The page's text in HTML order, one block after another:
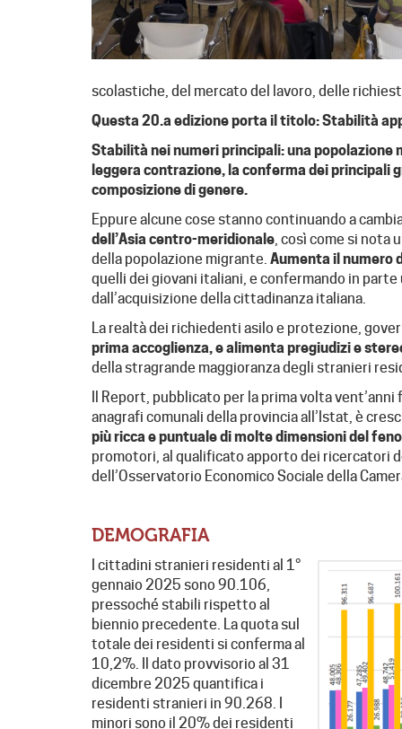
scolastiche, del mercato del lavoro, delle
Questa 20.a edizione porta il titolo: Stabilità
Stabilità nei numeri principali: una
leggera contrazione, la conferma dei principali
composizione di genere.
Eppure alcune cose stanno continuando a
dell’Asia centro-meridionale, così come si nota
della popolazione migrante. Aumenta il numero
quelli dei giovani italiani, e confermando in
dall’acquisizione della cittadinanza italiana.
La realtà dei richiedenti asilo e protezione,
prima accoglienza, e alimenta pregiudizi e
della stragrande maggioranza degli stranieri
Il Report, pubblicato per la prima volta
anagrafi comunali della provincia all’Istat, è
più ricca e puntuale di molte dimensioni del
promotori, al qualificato apporto dei ricercatori
dell’Osservatorio Economico Sociale della
DEMOGRAFIA
I cittadini stranieri residenti al 1°
gennaio 2025 sono 90.106,
pressoché stabili rispetto al
biennio precedente. La quota sul
totale dei residenti si conferma al
10,2%. Il dato provvisorio al 31
dicembre 2025 quantifica i
residenti stranieri in 90.268. I
minori sono il 20% dei residenti